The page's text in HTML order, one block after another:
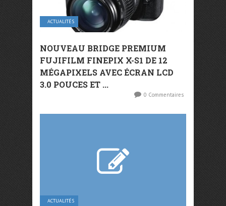
ACTUALITÉS
NOUVEAU BRIDGE PREMIUM
FUJIFILM FINEPIX X-S1 DE 12
MÉGAPIXELS AVEC ÉCRAN LCD
3.0 POUCES ET ...
0 Commentaires
ACTUALITÉS